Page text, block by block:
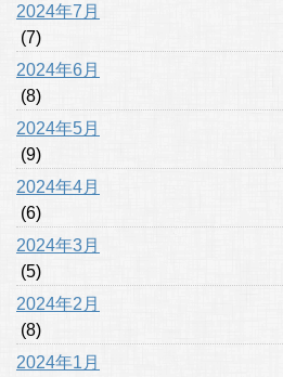
2024年7月
(7)
2024年6月
(8)
2024年5月
(9)
2024年4月
(6)
2024年3月
(5)
2024年2月
(8)
2024年1月